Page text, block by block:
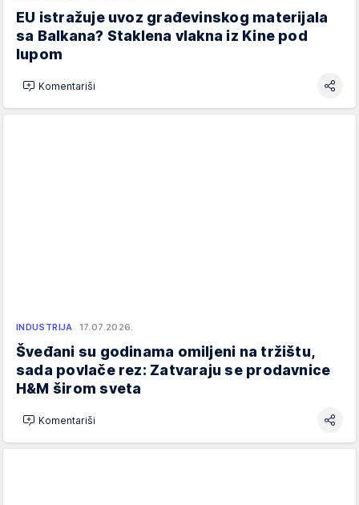
EU istražuje uvoz građevinskog materijala
sa Balkana? Staklena vlakna iz Kine pod
lupom
Komentariši
INDUSTRIJA 17.07.2026.
Šveđani su godinama omiljeni na tržištu,
sada povlače rez: Zatvaraju se prodavnice
H&M širom sveta
Komentariši